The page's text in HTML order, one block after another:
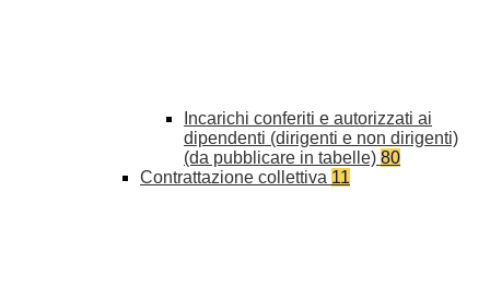
Incarichi conferiti e autorizzati ai
dipendenti (dirigenti e non dirigenti)
(da pubblicare in tabelle) 80
Contrattazione collettiva 11